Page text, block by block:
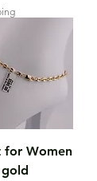
for Women